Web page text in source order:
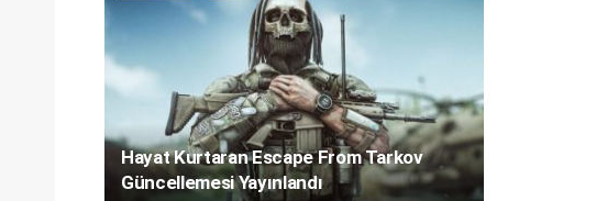
Hayat Kurtaran Escape From Tarkov
Güncellemesi Yayınlandı